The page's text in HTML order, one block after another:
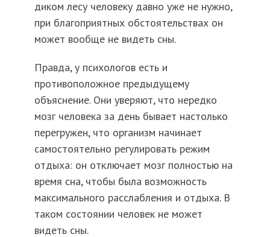
диком лесу человеку давно уже не нужно,
при благоприятных обстоятельствах он
может вообще не видеть сны.
Правда, у психологов есть и
противоположное предыдущему
объяснение. Они уверяют, что нередко
мозг человека за день бывает настолько
перегружен, что организм начинает
самостоятельно регулировать режим
отдыха: он отключает мозг полностью на
время сна, чтобы была возможность
максимального расслабления и отдыха. В
таком состоянии человек не может
видеть сны.